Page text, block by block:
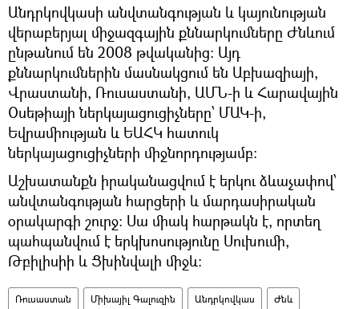
Անդրկովկասի անվտանգության և կայունության
վերաբերյալ միջազգային քննարկումները Ժնևում
ընթանում են 2008 թվականից: Այդ
քննարկումներին մասնակցում են Աբխազիայի,
Վրաստանի, Ռուսաստանի, ԱՄՆ-ի և Հարավային
Օսեթիայի ներկայացուցիչները՝ ՄԱԿ-ի,
Եվրամիության և ԵԱՀԿ հատուկ
ներկայացուցիչների միջնորդությամբ:
Աշխատանքն իրականացվում է երկու ձևաչափով՝
անվտանգության հարցերի և մարդասիրական
օրակարգի շուրջ։ Սա միակ հարթակն է, որտեղ
պահպանվում է երկխոսությունը Սուխումի,
Թբիլիսիի և Ցխինվալի միջև։
Ռուսաստան Միխայիլ Գալուզին Անդրկովկաս Ժնև